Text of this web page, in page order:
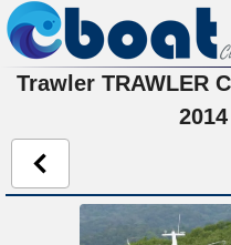
Trawler TRAWLER